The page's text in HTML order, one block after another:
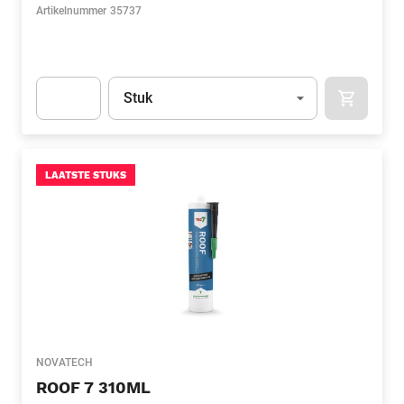
Artikelnummer 35737
Eenheid
Stuk
LAATSTE STUKS
NOVATECH
ROOF 7 310ML